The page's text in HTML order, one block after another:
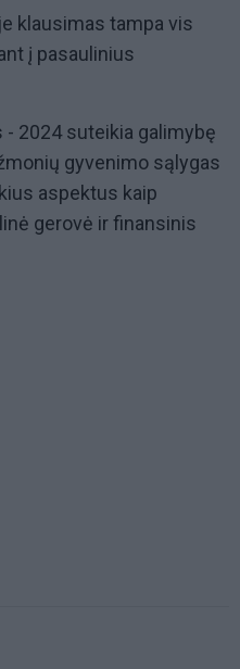
klausimas tampa vis
į pasaulinius
2024 suteikia galimybę
gyvenimo sąlygas
aspektus kaip
gerovė ir finansinis